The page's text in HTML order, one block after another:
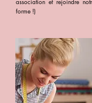
forme !)